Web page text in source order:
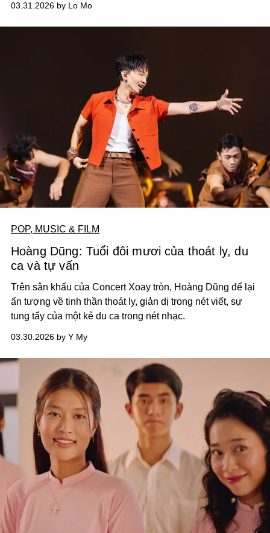
nghệ sĩ độc quyền gồm Chi Pu, Rayeon, Naomi và Henrii.
03.31.2026 by Lo Mo
POP, MUSIC & FILM
Hoàng Dũng: Tuổi đôi mươi của thoát ly, du
ca và tự vấn
Trên sân khấu của Concert Xoay tròn, Hoàng Dũng để lại
ấn tượng về tinh thần thoát ly, giản dị trong nét viết, sự
tung tẩy của một kẻ du ca trong nét nhạc.
03.30.2026 by Y My